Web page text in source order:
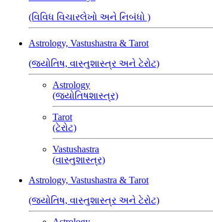
(વિવિધ વિચારલેખો અને નિબંધો )
Astrology, Vastushastra & Tarot
(જ્યોતિષ, વાસ્તુશાસ્ત્ર અને ટેરોટ)
Astrology
(જ્યોતિષશાસ્ત્ર)
Tarot
(ટેરોટ)
Vastushastra
(વાસ્તુશાસ્ત્ર)
Astrology, Vastushastra & Tarot
(જ્યોતિષ, વાસ્તુશાસ્ત્ર અને ટેરોટ)